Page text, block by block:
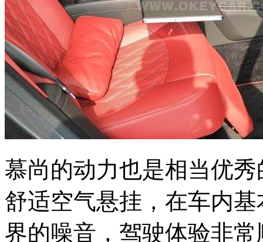
慕尚的动力也是相当优
舒适空气悬挂，在车内
界的噪音，驾驶体验非